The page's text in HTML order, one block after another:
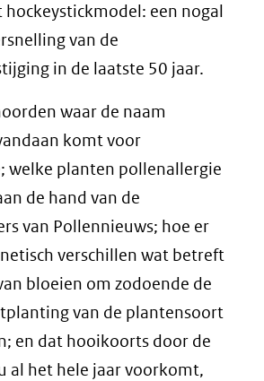
een nogal
van de
in de laatste 50 jaar.
waar de naam
komt voor
welke planten pollenallergie
de hand van de
van Pollennieuws; hoe er
verschillen wat betreft
bloeien om zodoende de
van de plantensoort
en dat hooikoorts door de
al het hele jaar voorkomt,